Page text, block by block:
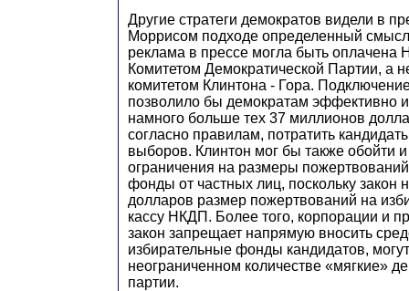
Другие стратеги демократов видели в
Моррисом подходе определенный
реклама в прессе могла быть оплачена
Комитетом Демократической Партии, а
комитетом Клинтона - Гора.
позволило бы демократам эффективно
намного больше тех 37 миллионов
согласно правилам, потратить
выборов. Клинтон мог бы также обойти
ограничения на размеры
фонды от частных лиц, поскольку закон
долларов размер пожертвований на
кассу НКДП. Более того, корпорации и
закон запрещает напрямую вносить
избирательные фонды кандидатов,
неограниченном количестве «мягкие»
партии.